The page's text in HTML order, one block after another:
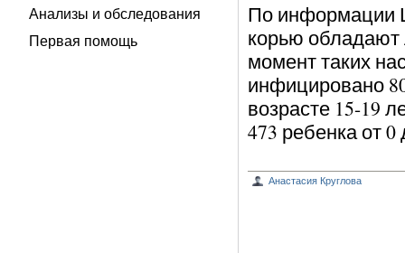
Анализы и обследования
Первая помощь
По информации
корью обладают
момент таких
инфицировано
возрасте 15-19
473 ребенка от 0
Анастасия Круглова